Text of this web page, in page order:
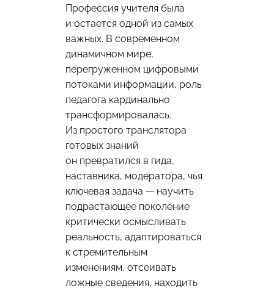
Профессия учителя была
и остается одной из самых
важных. В современном
динамичном мире,
перегруженном цифровыми
потоками информации, роль
педагога кардинально
трансформировалась.
Из простого транслятора
готовых знаний
он превратился в гида,
наставника, модератора, чья
ключевая задача — научить
подрастающее поколение
критически осмысливать
реальность, адаптироваться
к стремительным
изменениям, отсеивать
ложные сведения, находить